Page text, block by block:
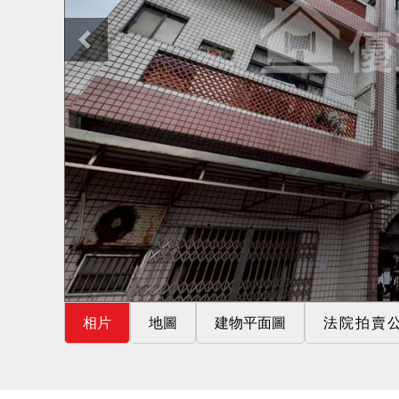
相片 地圖 建物平面圖 法院拍賣